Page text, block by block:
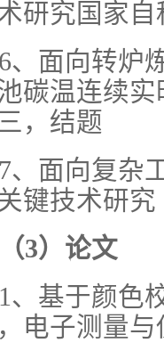
研究国家
6、面向转炉
碳温连续
，结题
7、面向复杂
键技术研
（3）论文
1、基于颜色
电子测量与